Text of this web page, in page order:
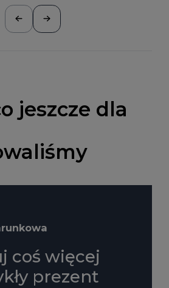
jeszcze dla
coś więcej
prezent